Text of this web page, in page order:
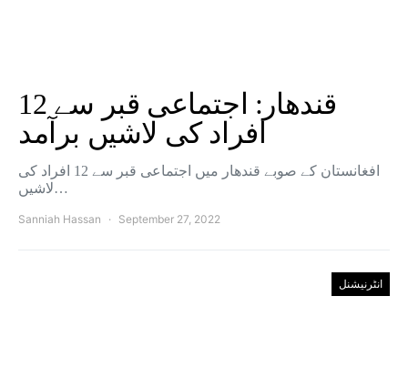
قندھار: اجتماعی قبر سے 12
افراد کی لاشیں برآمد
افغانستان کے صوبے قندھار میں اجتماعی قبر سے 12 افراد کی
لاشیں…
Sanniah Hassan September 27, 2022
انٹرنیشنل